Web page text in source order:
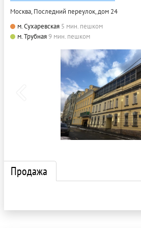
Москва, Последний переулок, дом 24
м. Сухаревская 5 мин. пешком
м. Трубная9 мин. пешком
Продажа